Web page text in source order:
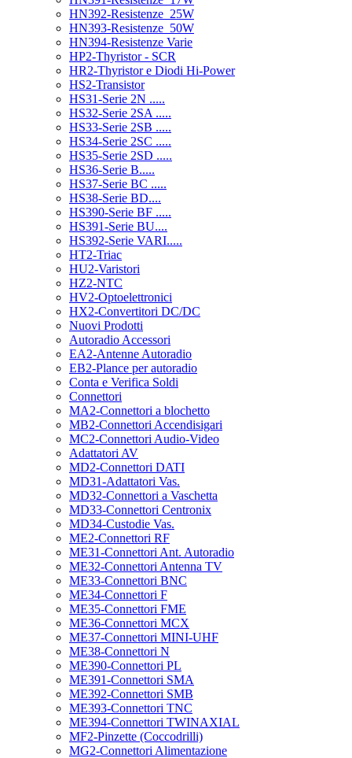
HN392-Resistenze_25W
HN393-Resistenze_50W
HN394-Resistenze Varie
HP2-Thyristor - SCR
HR2-Thyristor e Diodi Hi-Power
HS2-Transistor
HS31-Serie 2N .....
HS32-Serie 2SA .....
HS33-Serie 2SB .....
HS34-Serie 2SC .....
HS35-Serie 2SD .....
HS36-Serie B.....
HS37-Serie BC .....
HS38-Serie BD....
HS390-Serie BF .....
HS391-Serie BU....
HS392-Serie VARI.....
HT2-Triac
HU2-Varistori
HZ2-NTC
HV2-Optoelettronici
HX2-Convertitori DC/DC
Nuovi Prodotti
Autoradio Accessori
EA2-Antenne Autoradio
EB2-Plance per autoradio
Conta e Verifica Soldi
Connettori
MA2-Connettori a blochetto
MB2-Connettori Accendisigari
MC2-Connettori Audio-Video
Adattatori AV
MD2-Connettori DATI
MD31-Adattatori Vas.
MD32-Connettori a Vaschetta
MD33-Connettori Centronix
MD34-Custodie Vas.
ME2-Connettori RF
ME31-Connettori Ant. Autoradio
ME32-Connettori Antenna TV
ME33-Connettori BNC
ME34-Connettori F
ME35-Connettori FME
ME36-Connettori MCX
ME37-Connettori MINI-UHF
ME38-Connettori N
ME390-Connettori PL
ME391-Connettori SMA
ME392-Connettori SMB
ME393-Connettori TNC
ME394-Connettori TWINAXIAL
MF2-Pinzette (Coccodrilli)
MG2-Connettori Alimentazione